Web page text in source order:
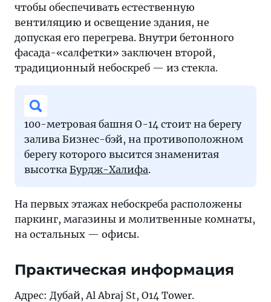
чтобы обеспечивать естественную
вентиляцию и освещение здания, не
допуская его перегрева. Внутри бетонного
фасада-«салфетки» заключен второй,
традиционный небоскреб — из стекла.
100-метровая башня O-14 стоит на берегу
залива Бизнес-бэй, на противоположном
берегу которого высится знаменитая
высотка Бурдж-Халифа.
На первых этажах небоскреба расположены
паркинг, магазины и молитвенные комнаты,
на остальных — офисы.
Практическая информация
Адрес: Дубай, Al Abraj St, O14 Tower.